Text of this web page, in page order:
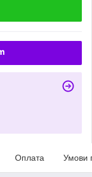
Оплата Умови